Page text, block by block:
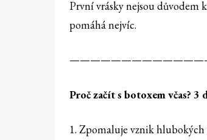
První vrásky nejsou důvodem
pomáhá nejvíc.
Proč začít s botoxem včas? 3
1. Zpomaluje vznik hlubokých